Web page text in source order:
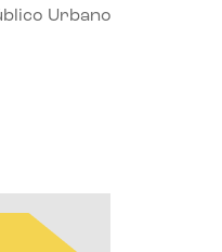
Urbano